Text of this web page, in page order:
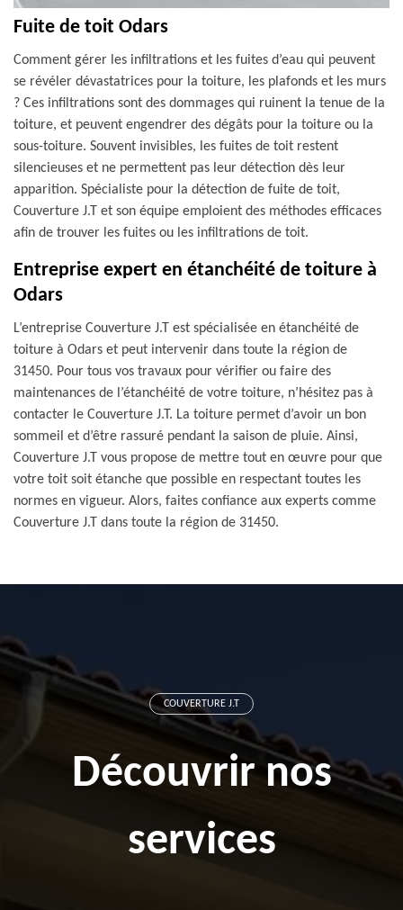
Fuite de toit Odars
Comment gérer les infiltrations et les fuites d’eau qui peuvent
se révéler dévastatrices pour la toiture, les plafonds et les murs
? Ces infiltrations sont des dommages qui ruinent la tenue de la
toiture, et peuvent engendrer des dégâts pour la toiture ou la
sous-toiture. Souvent invisibles, les fuites de toit restent
silencieuses et ne permettent pas leur détection dès leur
apparition. Spécialiste pour la détection de fuite de toit,
Couverture J.T et son équipe emploient des méthodes efficaces
afin de trouver les fuites ou les infiltrations de toit.
Entreprise expert en étanchéité de toiture à
Odars
L’entreprise Couverture J.T est spécialisée en étanchéité de
toiture à Odars et peut intervenir dans toute la région de
31450. Pour tous vos travaux pour vérifier ou faire des
maintenances de l’étanchéité de votre toiture, n’hésitez pas à
contacter le Couverture J.T. La toiture permet d’avoir un bon
sommeil et d’être rassuré pendant la saison de pluie. Ainsi,
Couverture J.T vous propose de mettre tout en œuvre pour que
votre toit soit étanche que possible en respectant toutes les
normes en vigueur. Alors, faites confiance aux experts comme
Couverture J.T dans toute la région de 31450.
COUVERTURE J.T
Découvrir nos
services